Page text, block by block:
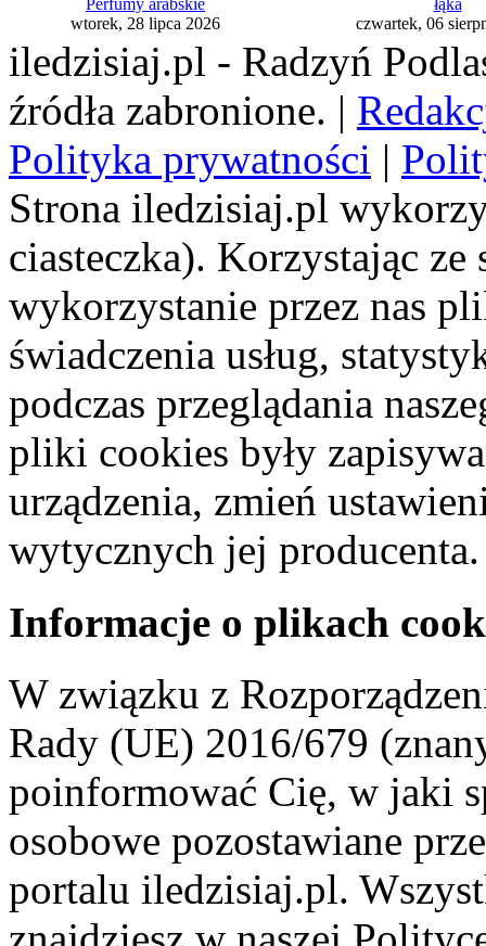
Perfumy arabskie
wtorek, 28 lipca 2026
łąka
czwartek, 06
iledzisiaj.pl - Radzyń
źródła zabronione. |
Polityka prywatności |
Strona iledzisiaj.pl
ciasteczka). Korzystając
wykorzystanie przez nas
świadczenia usług,
podczas przeglądania
pliki cookies były
urządzenia, zmień
wytycznych jej producenta.
Informacje o plikach
W związku z
Rady (UE) 2016/679
poinformować Cię, w jaki
osobowe pozostawiane
portalu iledzisiaj.pl.